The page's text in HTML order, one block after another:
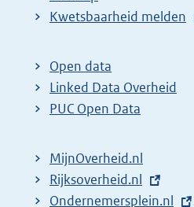
o
k
r
e
u
l
E
t
e
r
l
i
Kwetsbaarheid melden
Open data
Linked Data Overheid
PUC Open Data
MijnOverheid.nl
E
x
Rijksoverheid.nl
E
Ondernemersplein.nl